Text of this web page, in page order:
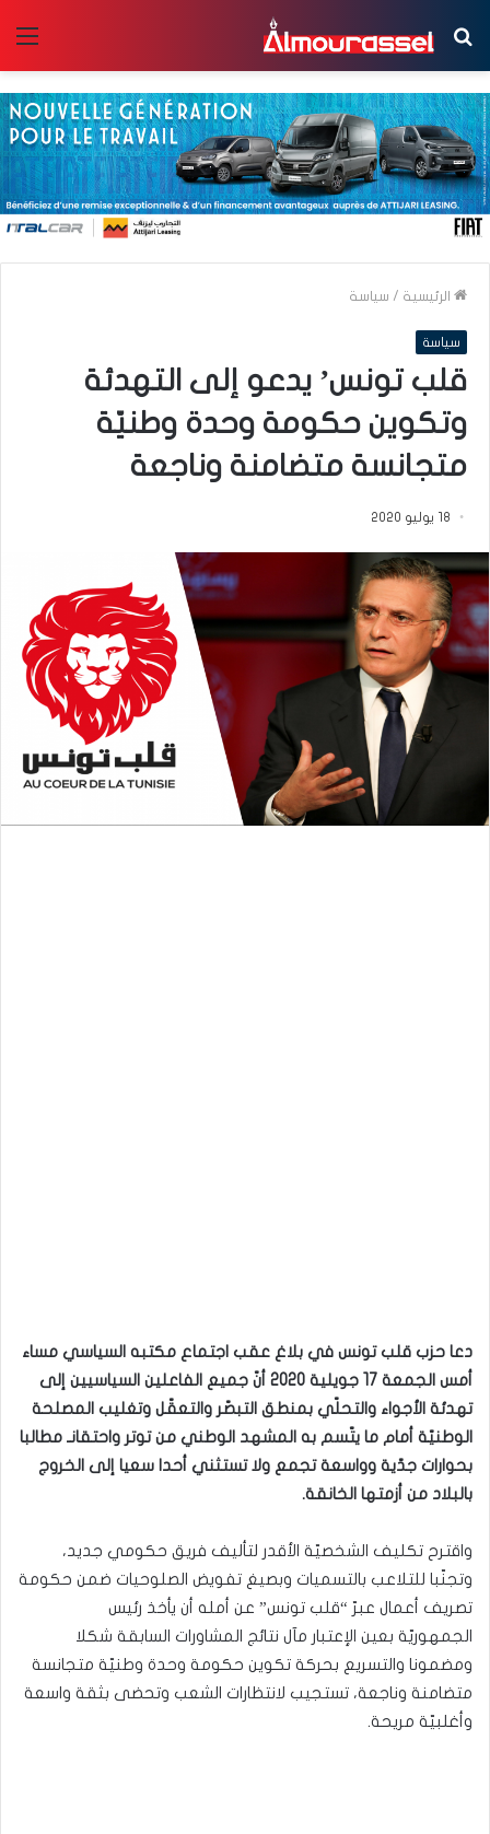
بحث
عن
الرئيسية / سياسة
سياسة
قلب تونس’ يدعو إلى التهدئة
وتكوين حكومة وحدة وطنيّة
متجانسة متضامنة وناجعة
18 يوليو 2020
دعا حزب قلب تونس في بلاغ عقب اجتماع مكتبه السياسي مساء
أمس الجمعة 17 جويلية 2020 أنّ جميع الفاعلين السياسيين إلى
تهدئة الأجواء والتحلّي بمنطق التبصّر والتعقّل وتغليب المصلحة
الوطنيّة أمام ما يتّسم به المشهد الوطني من توتر واحتقانـ مطالبا
بحوارات جدّية وواسعة تجمع ولا تستثني أحدا سعيا إلى الخروج
بالبلاد من أزمتها الخانقة.
واقترح تكليف الشخصيّة الأقدر لتأليف فريق حكومي جديد،
وتجنّبا للتلاعب بالتسميات وبصيغ تفويض الصلوحيات ضمن حكومة
تصريف أعمال عبرّ “قلب تونس” عن أمله أن يأخذ رئيس
الجمهوريّة بعين الإعتبار مآل نتائج المشاورات السابقة شكلا
ومضمونا والتسريع بحركة تكوين حكومة وحدة وطنيّة متجانسة
متضامنة وناجعة، تستجيب لانتظارات الشعب وتحضى بثقة واسعة
وأغلبيّة مريحة.